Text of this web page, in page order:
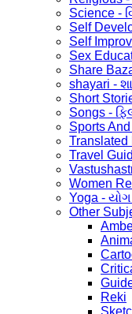
Science -
Self
Self
Sex
Share
shayari -
Short
Songs -
Sports
Travel
Women
Yoga -
Other
Reki